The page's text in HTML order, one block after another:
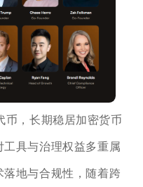
币，长期稳居加密货币
具与治理权益多重属
地与合规性，随着跨